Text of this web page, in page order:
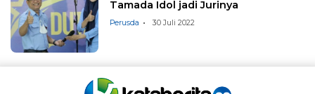
Tamada Idol jadi Jurinya
Perusda 30 Juli 2022